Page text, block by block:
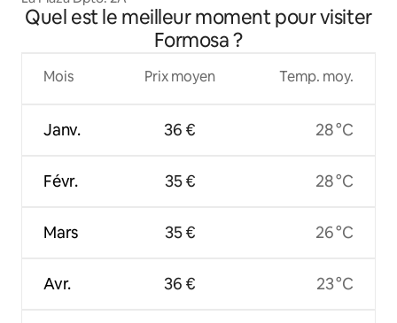
Quel est le meilleur moment pour visiter
Formosa ?
Mois
Janv.
Févr.
Mars
Avr.
Prix moyen
36 €
35 €
35 €
36 €
Temp. moy.
28 °C
28 °C
26 °C
23 °C